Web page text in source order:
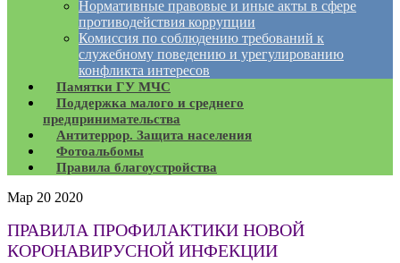
Нормативные правовые и иные акты в сфере
противодействия коррупции
Комиссия по соблюдению требований к
служебному поведению и урегулированию
конфликта интересов
Памятки ГУ МЧС
Поддержка малого и среднего
предпринимательства
Антитеррор. Защита населения
Фотоальбомы
Правила благоустройства
Мар 20 2020
ПРАВИЛА ПРОФИЛАКТИКИ НОВОЙ
КОРОНАВИРУСНОЙ ИНФЕКЦИИ